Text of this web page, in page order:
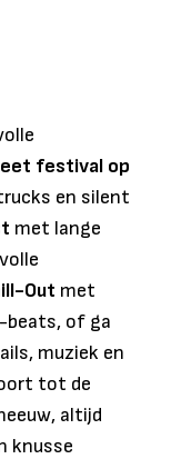
festival op
en silent
met lange
Out met
beats, of ga
muziek en
tot de
altijd
knusse